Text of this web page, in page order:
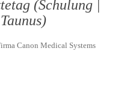
(Schulung |
Canon Medical Systems